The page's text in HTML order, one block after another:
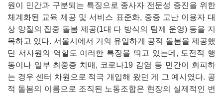
원이 민간과 구분되는 특징으로 종사자 전문성 증진을 위한
체계화된 교육 제공 및 서비스 표준화, 중증 고난 이용자 대
상 양질의 집중 돌봄 제공(1대 다 방식의 팀제 운영) 등을 지
목하고 있다. 서울시에서 거의 유일하게 공적 돌봄을 제공했
던 서사원의 역할도 이러한 특징을 띄고 있는데, 도전적 행
동이나 일부 최중증 치매, 코로나19 감염 등 민간이 회피하
는 경우 센터 차원으로 적극 개입해 왔던 게 그 예시였다. 공
적 돌봄의 이름으로 조직된 노동조합은 현장의 실제적인 변